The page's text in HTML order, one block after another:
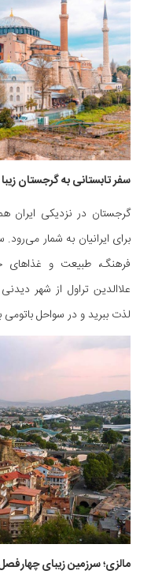
سفر تابستانی به گرجستان زیبا
گرجستان در نزدیکی
برای ایرانیان به شمار
فرهنگ، طبیعت و غذاهای
علاالدین تراول از شهر
لذت ببرید و در سواحل باتومی
مالزی؛ سرزمین زیبای